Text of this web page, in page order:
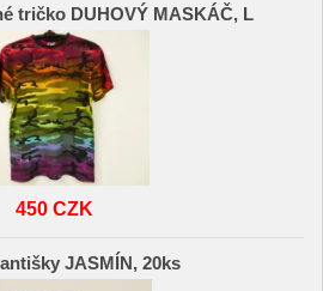
tričko DUHOVÝ MASKÁČ, L
450 CZK
JASMÍN, 20ks